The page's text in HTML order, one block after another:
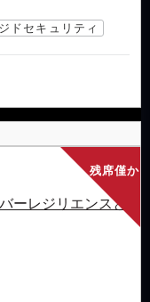
ドセキュリティ
残席僅か
ーレジリエンスと